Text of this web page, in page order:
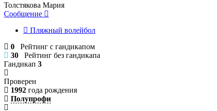
Толстякова Мария
Сообщение
Пляжный волейбол
0 Рейтинг с гандикапом
30 Рейтинг без гандикапа
Гандикап 3
Проверен
1992 года рождения
Полупрофи